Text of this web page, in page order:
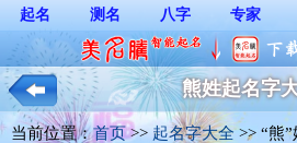
起名 测名 八字 专家
熊姓起名字
当前位置：首页>> 起名字大全>> “熊”